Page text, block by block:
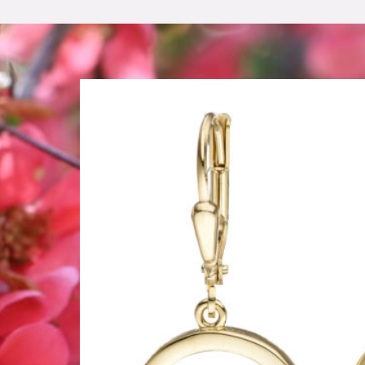
StartAGB Beispiel-SeiteDatenschutz
Geschenkideen für Weihnachten 2024
Halloween Schmuck online kaufen 2015
Halloween Schmuck online kaufen 2017
Karneval 2015 – Schmuck zu Fasching &
Karneval 2020 – Schmuck zu Fasching &
Magisches und Festliches zu Halloween